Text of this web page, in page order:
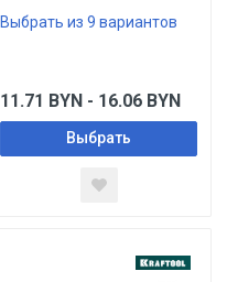
Выбрать из 9 вариантов
11.71 BYN - 16.06 BYN
Выбрать